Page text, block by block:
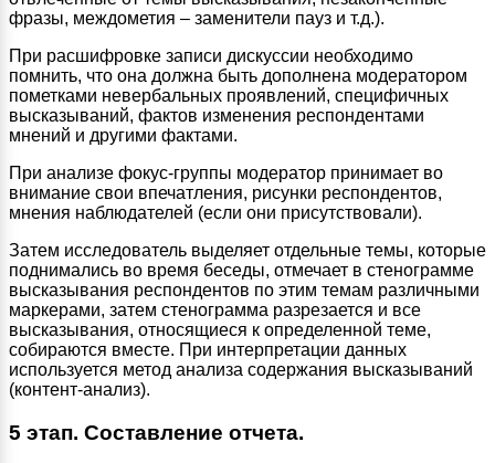
фразы, междометия – заменители пауз и т.д.).
При расшифровке записи дискуссии необходимо
помнить, что она должна быть дополнена модератором
пометками невербальных проявлений, специфичных
высказываний, фактов изменения респондентами
мнений и другими фактами.
При анализе фокус-группы модератор принимает во
внимание свои впечатления, рисунки респондентов,
мнения наблюдателей (если они присутствовали).
Затем исследователь выделяет отдельные темы, которые
поднимались во время беседы, отмечает в стенограмме
высказывания респондентов по этим темам различными
маркерами, затем стенограмма разрезается и все
высказывания, относящиеся к определенной теме,
собираются вместе. При интерпретации данных
используется метод анализа содержания высказываний
(контент-анализ).
5 этап. Составление отчета.